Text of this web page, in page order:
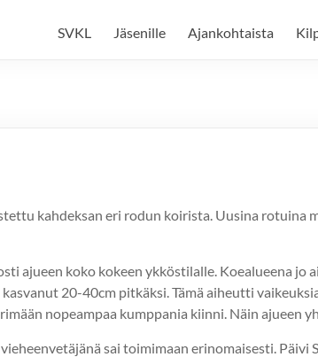
SVKL Jäsenille Ajankohtaista
kahdeksan eri rodun koirista. Uusina rotuina
ajueen koko kokeen ykköstilalle. Koealueena jo
20-40cm pitkäksi. Tämä aiheutti
nopeampaa kumppania kiinni. Näin
sai toimimaan erinomaisesti.